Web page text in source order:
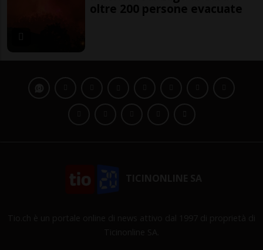
oltre 200 persone evacuate